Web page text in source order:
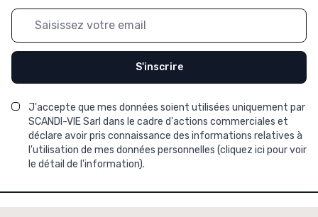
Adresse mail
S'inscrire
J'accepte que mes données soient utilisées uniquement par
SCANDI-VIE Sarl dans le cadre d'actions commerciales et
déclare avoir pris connaissance des informations relatives à
l'utilisation de mes données personnelles (cliquez ici pour voir
le détail de l'information).